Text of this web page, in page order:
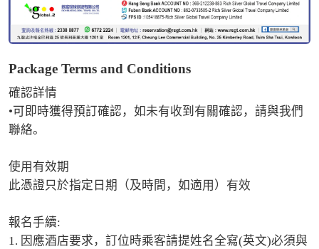
Package Terms and Conditions
確認詳情
•可即時獲得預訂確認，如未有收到有關確認，請與我們
聯絡。
使用有效期
此憑證只於指定日期（及時間，如適用）有效
報名手續:
1. 因應酒店要求，訂位時乘客請提姓名全寫(英文)必須與